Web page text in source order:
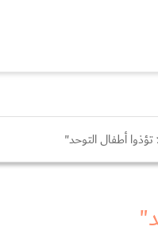
أطفال التوحد"